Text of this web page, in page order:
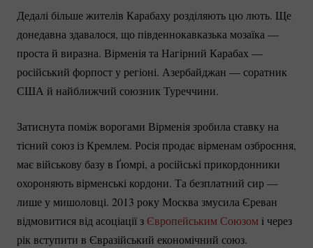
Дедалі більше жителів Карабаху розділяють цю лють. Ще
донедавна здавалося, що південнокавказька мозаїка —
проста й виразна. Вірменія та Нагірний Карабах —
російський форпост у регіоні. Азербайджан — соратник
США й найближчий союзник Туреччини.
Затиснута поміж ворогами Вірменія зробила ставку на
тісний союз із Кремлем. Росія продає вірменам озброєння,
має військову базу в Ґюмрі, а російські прикордонники
охороняють вірменські кордони. Та безплатний сир —
лише у мишоловці. 2013 року Москва змусила Єреван
відмовитися від асоціації зЄвропейським Союзом i через
рік вступити в Євразійський економічний союз.